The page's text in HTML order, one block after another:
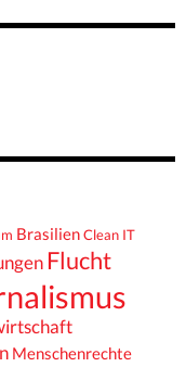
BrasilienClean IT
Flucht
Menschenrechte